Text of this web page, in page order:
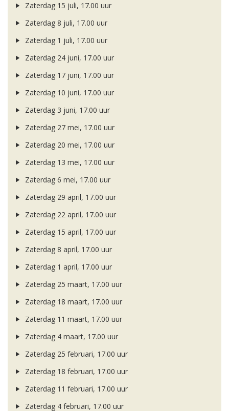
Zaterdag 15 juli, 17.00 uur
Zaterdag 8 juli, 17.00 uur
Zaterdag 1 juli, 17.00 uur
Zaterdag 24 juni, 17.00 uur
Zaterdag 17 juni, 17.00 uur
Zaterdag 10 juni, 17.00 uur
Zaterdag 3 juni, 17.00 uur
Zaterdag 27 mei, 17.00 uur
Zaterdag 20 mei, 17.00 uur
Zaterdag 13 mei, 17.00 uur
Zaterdag 6 mei, 17.00 uur
Zaterdag 29 april, 17.00 uur
Zaterdag 22 april, 17.00 uur
Zaterdag 15 april, 17.00 uur
Zaterdag 8 april, 17.00 uur
Zaterdag 1 april, 17.00 uur
Zaterdag 25 maart, 17.00 uur
Zaterdag 18 maart, 17.00 uur
Zaterdag 11 maart, 17.00 uur
Zaterdag 4 maart, 17.00 uur
Zaterdag 25 februari, 17.00 uur
Zaterdag 18 februari, 17.00 uur
Zaterdag 11 februari, 17.00 uur
Zaterdag 4 februari, 17.00 uur